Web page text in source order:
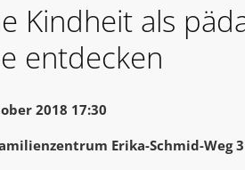
Kindheit als
entdecken
2018 17:30
Erika-Schmid-Weg 3